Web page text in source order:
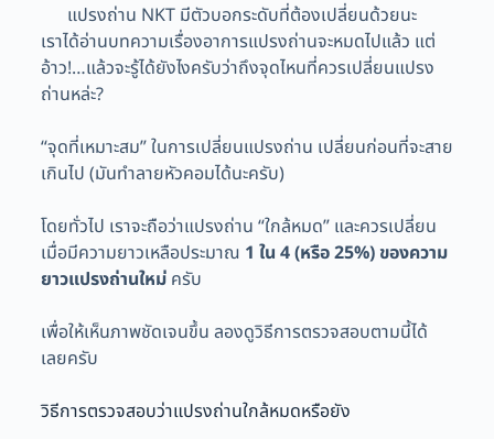
แปรงถ่าน NKT มีตัวบอกระดับที่ต้องเปลี่ยนด้วยนะ
เราได้อ่านบทความเรื่องอาการแปรงถ่านจะหมดไปแล้ว แต่
อ้าว!…แล้วจะรู้ได้ยังไงครับว่าถึงจุดไหนที่ควรเปลี่ยนแปรง
ถ่านหล่ะ?
“จุดที่เหมาะสม” ในการเปลี่ยนแปรงถ่าน เปลี่ยนก่อนที่จะสาย
เกินไป (มันทำลายหัวคอมได้นะครับ)
โดยทั่วไป เราจะถือว่าแปรงถ่าน “ใกล้หมด” และควรเปลี่ยน
เมื่อมีความยาวเหลือประมาณ 1 ใน 4 (หรือ 25%) ของความ
ยาวแปรงถ่านใหม่ครับ
เพื่อให้เห็นภาพชัดเจนขึ้น ลองดูวิธีการตรวจสอบตามนี้ได้
เลยครับ
วิธีการตรวจสอบว่าแปรงถ่านใกล้หมดหรือยัง